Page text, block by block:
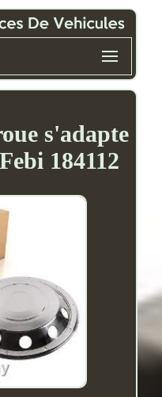
s'adapte
184112